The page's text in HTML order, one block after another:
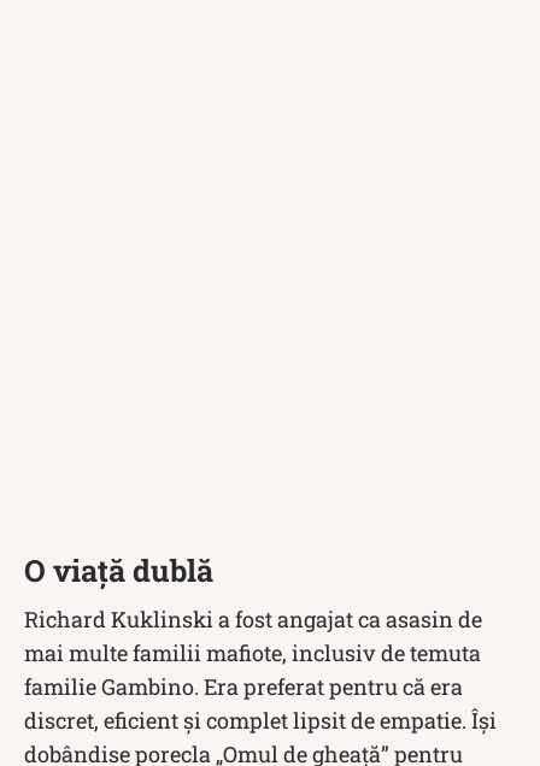
O viață dublă
Richard Kuklinski a fost angajat ca asasin de
mai multe familii mafiote, inclusiv de temuta
familie Gambino. Era preferat pentru că era
discret, eficient și complet lipsit de empatie. Își
dobândise porecla „Omul de gheață” pentru